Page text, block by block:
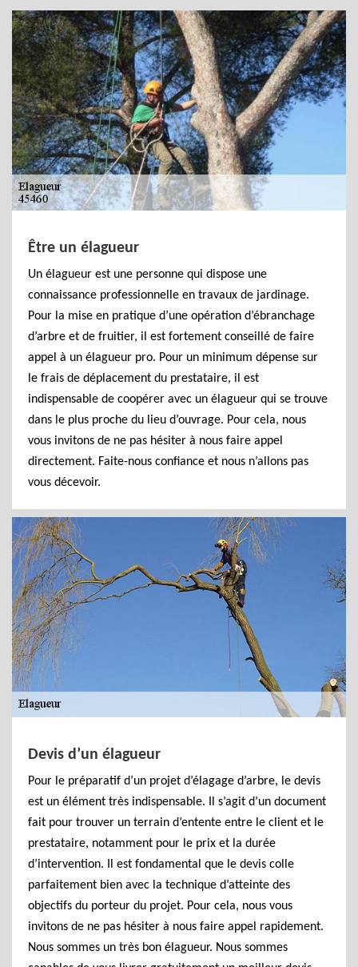
Être un élagueur
Un élagueur est une personne qui dispose une
connaissance professionnelle en travaux de jardinage.
Pour la mise en pratique d’une opération d’ébranchage
d’arbre et de fruitier, il est fortement conseillé de faire
appel à un élagueur pro. Pour un minimum dépense sur
le frais de déplacement du prestataire, il est
indispensable de coopérer avec un élagueur qui se trouve
dans le plus proche du lieu d’ouvrage. Pour cela, nous
vous invitons de ne pas hésiter à nous faire appel
directement. Faite-nous confiance et nous n’allons pas
vous décevoir.
Devis d’un élagueur
Pour le préparatif d’un projet d’élagage d’arbre, le devis
est un élément très indispensable. Il s’agit d’un document
fait pour trouver un terrain d’entente entre le client et le
prestataire, notamment pour le prix et la durée
d’intervention. Il est fondamental que le devis colle
parfaitement bien avec la technique d’atteinte des
objectifs du porteur du projet. Pour cela, nous vous
invitons de ne pas hésiter à nous faire appel rapidement.
Nous sommes un très bon élagueur. Nous sommes